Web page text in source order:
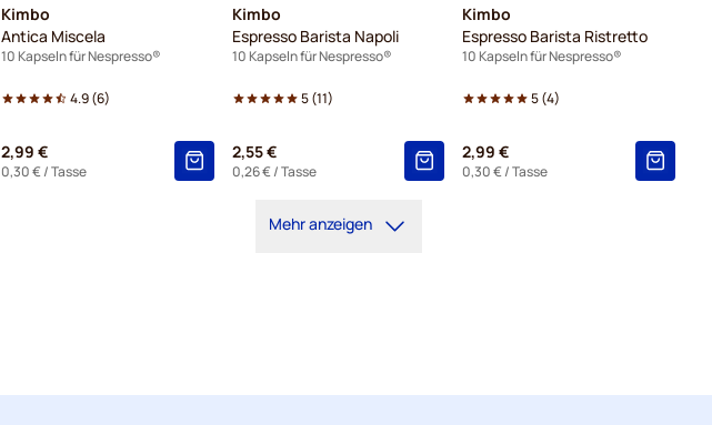
Kimbo
Antica Miscela
10 Kapseln für Nespresso®
4.9(6)
2,99 €
0,30 €/ Tasse
Kimbo
Espresso Barista Napoli
10 Kapseln für Nespresso®
5(11)
2,55 €
0,26 €/ Tasse
Kimbo
Espresso Barista Ristretto
10 Kapseln für Nespresso®
5(4)
2,99 €
0,30 €/ Tasse
Mehr anzeigen